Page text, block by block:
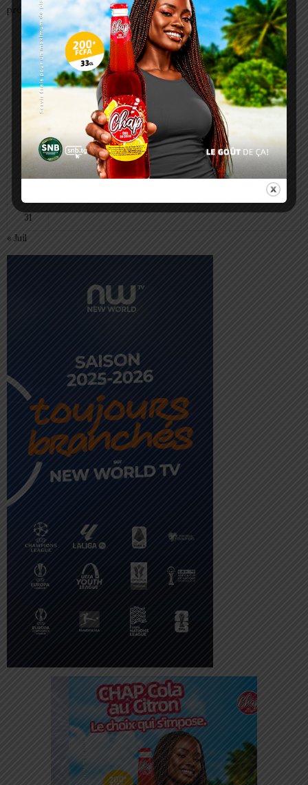
préparent à transmettre
août 2026
L M M J V S
1 2
5
12 13 14 16
17 18 19 21 22 23
30
31
« Juil